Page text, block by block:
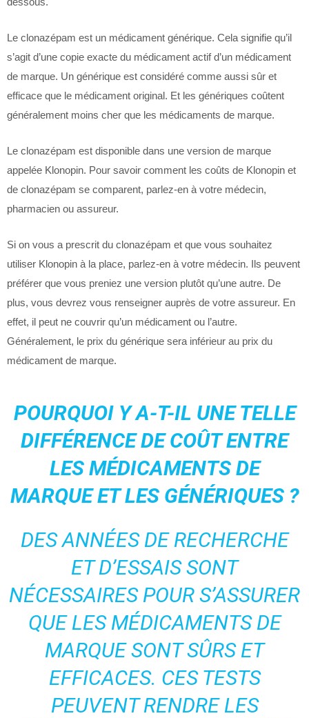
Le clonazépam est un médicament générique. Cela signifie qu’il
s’agit d’une copie exacte du médicament actif d’un médicament
de marque. Un générique est considéré comme aussi sûr et
efficace que le médicament original. Et les génériques coûtent
généralement moins cher que les médicaments de marque.
Le clonazépam est disponible dans une version de marque
appelée Klonopin. Pour savoir comment les coûts de Klonopin et
de clonazépam se comparent, parlez-en à votre médecin,
pharmacien ou assureur.
Si on vous a prescrit du clonazépam et que vous souhaitez
utiliser Klonopin à la place, parlez-en à votre médecin. Ils peuvent
préférer que vous preniez une version plutôt qu’une autre. De
plus, vous devrez vous renseigner auprès de votre assureur. En
effet, il peut ne couvrir qu’un médicament ou l’autre.
Généralement, le prix du générique sera inférieur au prix du
médicament de marque.
POURQUOI Y A-T-IL UNE TELLE
DIFFÉRENCE DE COÛT ENTRE
LES MÉDICAMENTS DE
MARQUE ET LES GÉNÉRIQUES ?
DES ANNÉES DE RECHERCHE
ET D’ESSAIS SONT
NÉCESSAIRES POUR S’ASSURER
QUE LES MÉDICAMENTS DE
MARQUE SONT SÛRS ET
EFFICACES. CES TESTS
PEUVENT RENDRE LES